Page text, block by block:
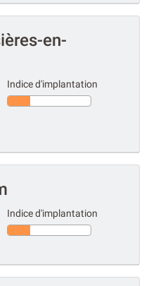
en-
Indice d'implantation
Indice d'implantation